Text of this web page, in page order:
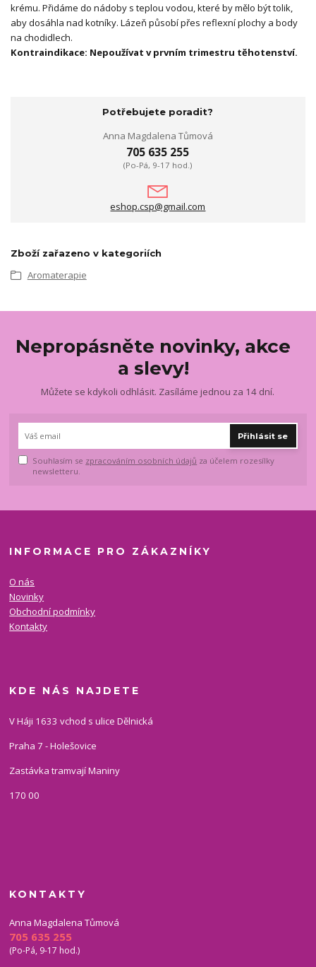
krému. Přidáme do nádoby s teplou vodou, které by mělo být tolik,
aby dosáhla nad kotníky. Lázeň působí přes reflexní plochy a body
na chodidlech.
Kontraindikace: Nepoužívat v prvním trimestru těhotenství.
Potřebujete poradit?
Anna Magdalena Tůmová
705 635 255
(Po-Pá, 9-17 hod.)
eshop.csp@gmail.com
Zboží zařazeno v kategoriích
Aromaterapie
Nepropásněte novinky, akce
a slevy!
Můžete se kdykoli odhlásit. Zasíláme jednou za 14 dní.
Přihlásit se
Souhlasím se zpracováním osobních údajů za účelem rozesílky
newsletteru.
INFORMACE PRO ZÁKAZNÍKY
O nás
Novinky
Obchodní podmínky
Kontakty
KDE NÁS NAJDETE
V Háji 1633 vchod s ulice Dělnická
Praha 7 - Holešovice
Zastávka tramvají Maniny
170 00
KONTAKTY
Anna Magdalena Tůmová
705 635 255
(Po-Pá, 9-17 hod.)